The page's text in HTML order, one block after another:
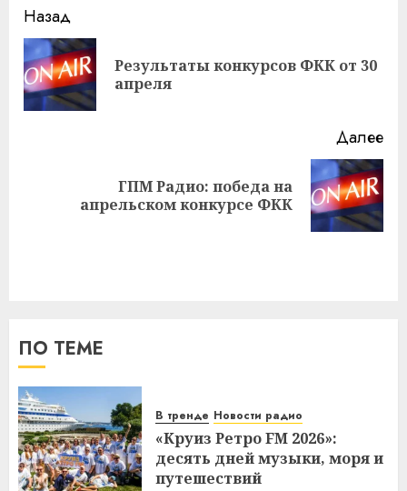
Навигация
записи
Назад
Результаты конкурсов ФКК от 30
апреля
Далее
Следующая
запись:
ГПМ Радио: победа на
апрельском конкурсе ФКК
ПО ТЕМЕ
В тренде Новости радио
«Круиз Ретро FM 2026»:
десять дней музыки, моря и
путешествий